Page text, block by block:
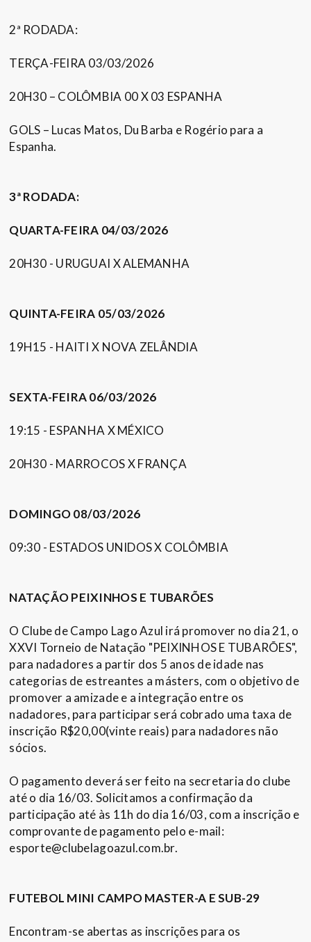
2ª RODADA:
TERÇA-FEIRA 03/03/2026
20H30 – COLÔMBIA 00 X 03 ESPANHA
GOLS – Lucas Matos, Du Barba e Rogério para a
Espanha.
3ª RODADA:
QUARTA-FEIRA 04/03/2026
20H30 - URUGUAI X ALEMANHA
QUINTA-FEIRA 05/03/2026
19H15 - HAITI X NOVA ZELÂNDIA
SEXTA-FEIRA 06/03/2026
19:15 - ESPANHA X MÉXICO
20H30 - MARROCOS X FRANÇA
DOMINGO 08/03/2026
09:30 - ESTADOS UNIDOS X COLÔMBIA
NATAÇÃO PEIXINHOS E TUBARÕES
O Clube de Campo Lago Azul irá promover no dia 21, o
XXVI Torneio de Natação "PEIXINHOS E TUBARÕES",
para nadadores a partir dos 5 anos de idade nas
categorias de estreantes a másters, com o objetivo de
promover a amizade e a integração entre os
nadadores, para participar será cobrado uma taxa de
inscrição R$20,00(vinte reais) para nadadores não
sócios.
O pagamento deverá ser feito na secretaria do clube
até o dia 16/03. Solicitamos a confirmação da
participação até às 11h do dia 16/03, com a inscrição e
comprovante de pagamento pelo e-mail:
esporte@clubelagoazul.com.br.
FUTEBOL MINI CAMPO MASTER-A E SUB-29
Encontram-se abertas as inscrições para os